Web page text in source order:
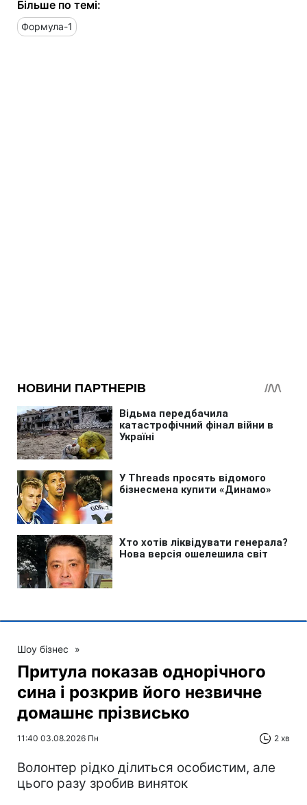
Більше по темі:
Формула-1
Шоу бізнес »
Притула показав однорічного
сина і розкрив його незвичне
домашнє прізвисько
11:40 03.08.2026 Пн 2 хв
Волонтер рідко ділиться особистим, але
цього разу зробив виняток